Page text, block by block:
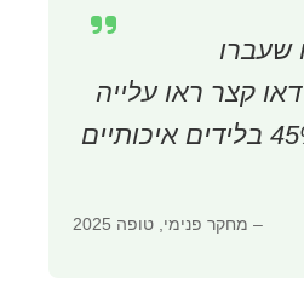
שעברו
קצר ראו עלייה
ממוצעת של 45% בלידים איכותיים
– מחקר פנימי, טופה 2025